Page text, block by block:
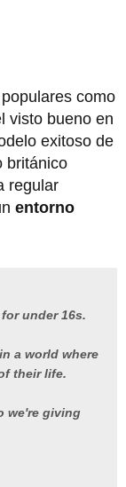
como
visto bueno en
exitoso de
británico
regular
entorno
under 16s.
a world where
their life.
we're giving